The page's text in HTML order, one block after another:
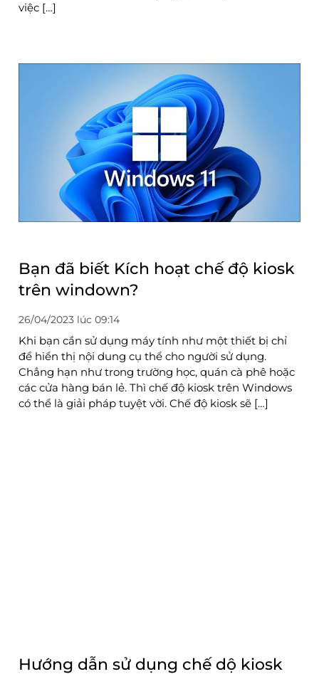
việc […]
Bạn đã biết Kích hoạt chế độ kiosk
trên windown?
26/04/2023 lúc 09:14
Khi bạn cần sử dụng máy tính như một thiết bị chỉ
để hiển thị nội dung cụ thể cho người sử dụng.
Chẳng hạn như trong trường học, quán cà phê hoặc
các cửa hàng bán lẻ. Thì chế độ kiosk trên Windows
có thể là giải pháp tuyệt vời. Chế độ kiosk sẽ […]
Hướng dẫn sử dụng chế dộ kiosk